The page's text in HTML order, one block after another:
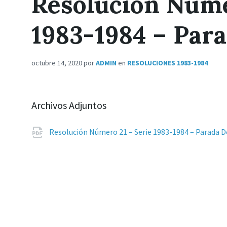
1983-1984 –
octubre 14, 2020porADMIN en RESOLUCIONES 1983-1984
Archivos Adjuntos
Resolución Número 21 – Serie 1983-1984 – Parada